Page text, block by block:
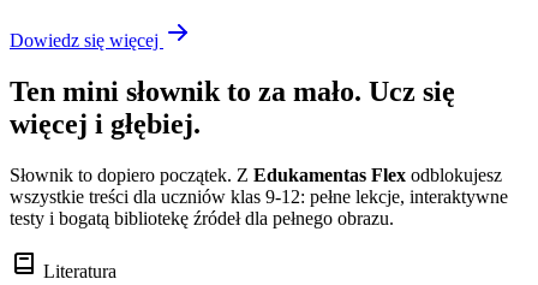
Dowiedz się więcej
Ten mini słownik to za mało. Ucz się
więcej i głębiej.
Słownik to dopiero początek. Z Edukamentas Flex odblokujesz
wszystkie treści dla uczniów klas 9-12: pełne lekcje, interaktywne
testy i bogatą bibliotekę źródeł dla pełnego obrazu.
Literatura